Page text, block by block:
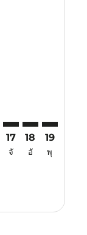
17
จั
18
อั
19
พุ